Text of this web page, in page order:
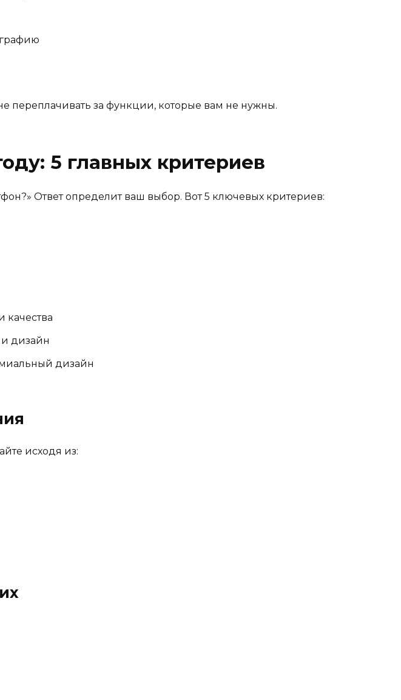
переплачивать за функции, которые вам не нужны.
5 главных критериев
Ответ определит ваш выбор. Вот 5 ключевых критериев:
дизайн
дизайн
исходя из: